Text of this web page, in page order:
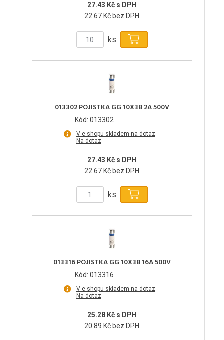
27.43 Kč s DPH
22.67 Kč bez DPH
ks
013302 POJISTKA GG 10X38 2A 500V
Kód: 013302
V e-shopu skladem na dotaz
Na dotaz
27.43 Kč s DPH
22.67 Kč bez DPH
ks
013316 POJISTKA GG 10X38 16A 500V
Kód: 013316
V e-shopu skladem na dotaz
Na dotaz
25.28 Kč s DPH
20.89 Kč bez DPH